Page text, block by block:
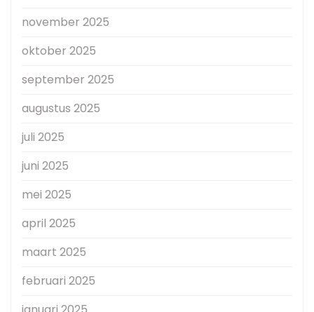
november 2025
oktober 2025
september 2025
augustus 2025
juli 2025
juni 2025
mei 2025
april 2025
maart 2025
februari 2025